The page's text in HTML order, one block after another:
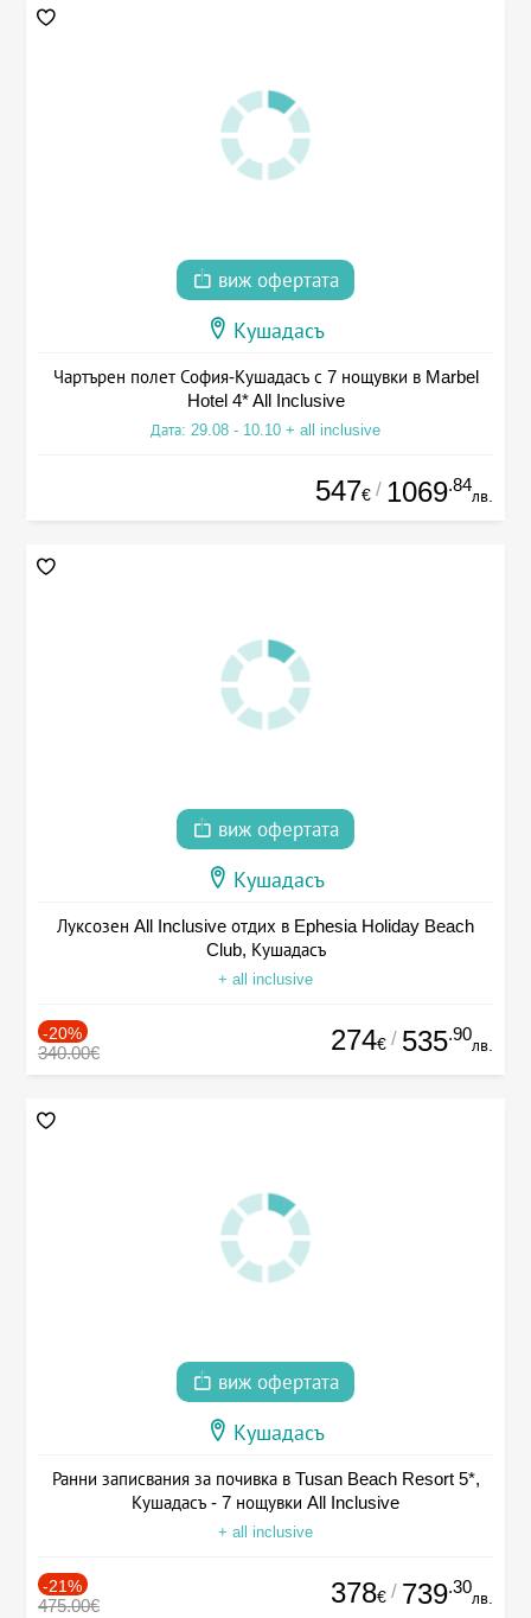
виж офертата
Кушадасъ
Чартърен полет София-Кушадасъ с 7 нощувки в Marbel
Hotel 4* All Inclusive
Дата: 29.08 - 10.10 + all inclusive
547€ / 1069.84
лв.
виж офертата
Кушадасъ
Луксозен All Inclusive отдих в Ephesia Holiday Beach
Club, Кушадасъ
+ all inclusive
-20%
340.00€ 274€ / 535.90
лв.
виж офертата
Кушадасъ
Ранни записвания за почивка в Tusan Beach Resort 5*,
Кушадасъ - 7 нощувки All Inclusive
+ all inclusive
-21%
475.00€ 378€ / 739.30
лв.